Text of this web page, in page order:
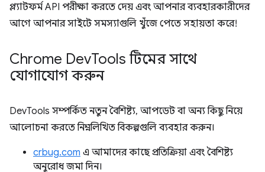
প্ল্যাটফর্ম API পরীক্ষা করতে দেয় এবং আপনার ব্যবহারকারীদের
আগে আপনার সাইটে সমস্যাগুলি খুঁজে পেতে সহায়তা করে!
Chrome DevTools টিমের সাথে
যোগাযোগ করুন
DevTools সম্পর্কিত নতুন বৈশিষ্ট্য, আপডেট বা অন্য কিছু নিয়ে
আলোচনা করতে নিম্নলিখিত বিকল্পগুলি ব্যবহার করুন।
crbug.com এ আমাদের কাছে প্রতিক্রিয়া এবং বৈশিষ্ট্য
অনুরোধ জমা দিন।